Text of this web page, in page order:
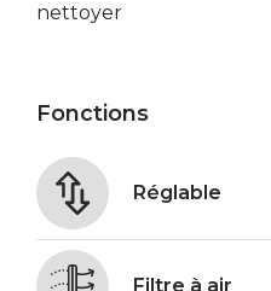
nettoyer
Fonctions
Réglable
Filtre à air